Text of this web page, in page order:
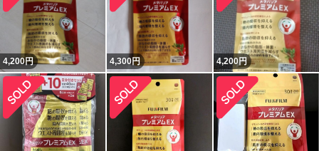
4,200円 4,300円 4,200円